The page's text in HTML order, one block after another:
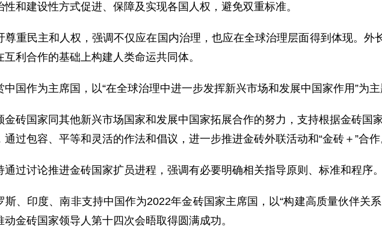
和建设性方式促进、保障及实现各国人权，避免双重标准。
尊重民主和人权，强调不仅应在国内治理，也应在全球治理层面得到体现。外
利合作的基础上构建人类命运共同体。
国作为主席国，以“在全球治理中进一步发挥新兴市场和发展中国家作用”为主
金砖国家同其他新兴市场国家和发展中国家拓展合作的努力，支持根据金砖国
过包容、平等和灵活的作法和倡议，进一步推进金砖外联活动和“金砖＋”合作
过讨论推进金砖国家扩员进程，强调有必要明确相关指导原则、标准和程序。
斯、印度、南非支持中国作为2022年金砖国家主席国，以“构建高质量伙伴关
金砖国家领导人第十四次会晤取得圆满成功。